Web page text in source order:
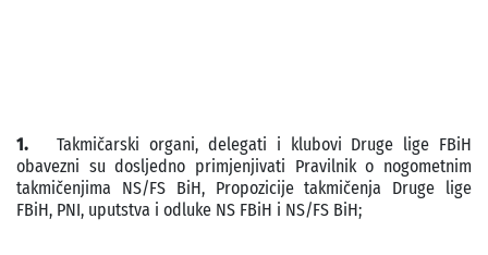
1. Takmičarski organi, delegati i klubovi Druge lige FBiH
obavezni su dosljedno primjenjivati Pravilnik o nogometnim
takmičenjima NS/FS BiH, Propozicije takmičenja Druge lige
FBiH, PNI, uputstva i odluke NS FBiH i NS/FS BiH;